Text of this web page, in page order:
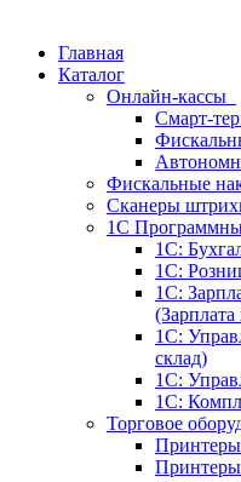
Главная
Каталог
Онлайн-кассы
Смарт-
Фискальные
Сканеры
1С
1C:
1С:
1С:
1С:
склад)
1С:
1С:
Торговое
Принтеры
Принтеры